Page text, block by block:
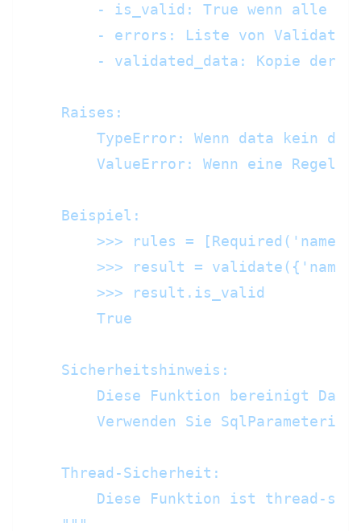
- is_valid: True wenn alle
- errors: Liste von
- validated_data: Kopie der
    Raises:
TypeError: Wenn data kein
ValueError: Wenn eine Regel
    Beispiel:
>>> rules =
>>> result =
        >>> result.is_valid
        True
    Sicherheitshinweis:
Diese Funktion bereinigt
Verwenden Sie
    Thread-Sicherheit:
Diese Funktion ist thread-
    """